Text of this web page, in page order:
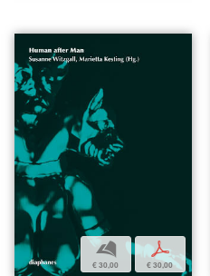
b
€ 30,00
p
€ 30,00